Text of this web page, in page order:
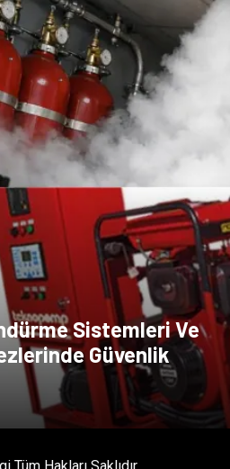
Sistemleri Ve
Güvenlik
Hakları Saklıdır.